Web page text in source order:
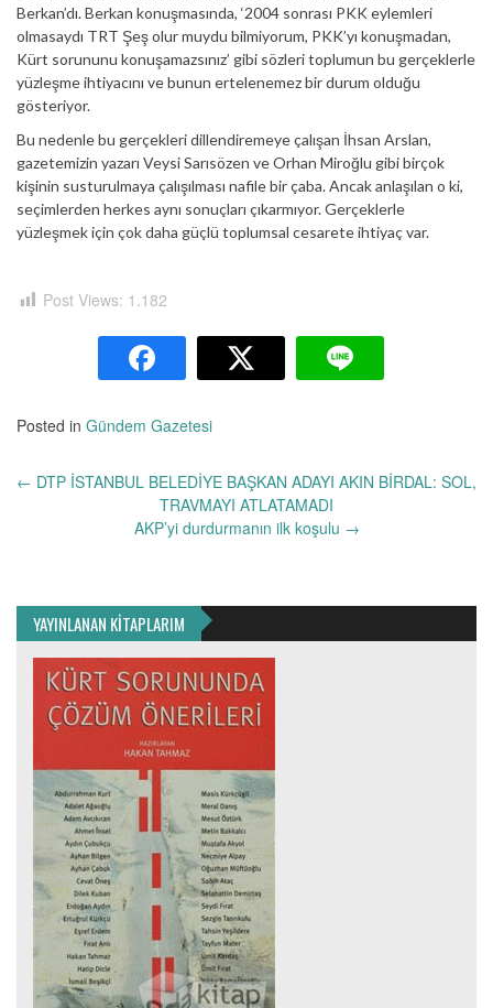
Berkan’dı. Berkan konuşmasında, ‘2004 sonrası PKK eylemleri
olmasaydı TRT Şeş olur muydu bilmiyorum, PKK’yı konuşmadan,
Kürt sorununu konuşamazsınız’ gibi sözleri toplumun bu gerçeklerle
yüzleşme ihtiyacını ve bunun ertelenemez bir durum olduğu
gösteriyor.
Bu nedenle bu gerçekleri dillendiremeye çalışan İhsan Arslan,
gazetemizin yazarı Veysi Sarısözen ve Orhan Miroğlu gibi birçok
kişinin susturulmaya çalışılması nafile bir çaba. Ancak anlaşılan o ki,
seçimlerden herkes aynı sonuçları çıkarmıyor. Gerçeklerle
yüzleşmek için çok daha güçlü toplumsal cesarete ihtiyaç var.
Post Views: 1.182
Posted in Gündem Gazetesi
Yazı
← DTP İSTANBUL BELEDİYE BAŞKAN ADAYI AKIN BİRDAL: SOL,
TRAVMAYI ATLATAMADI
AKP’yi durdurmanın ilk koşulu →
YAYINLANAN KİTAPLARIM